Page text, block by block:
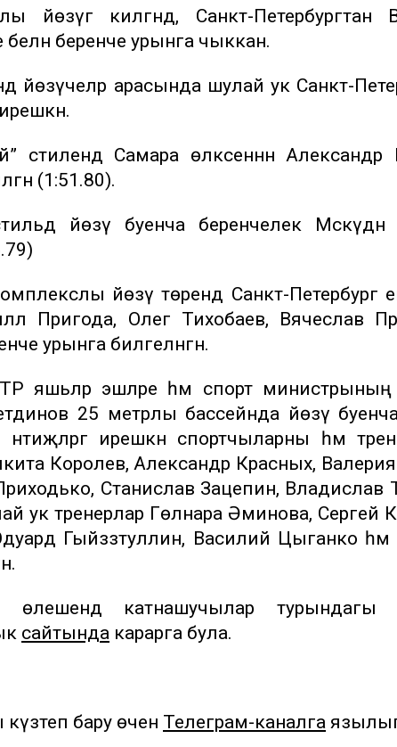
йөзүгә килгәндә, Санкт-Петербургтан
белән беренче урынга чыккан.
йөзүчеләр арасында шулай ук Санкт-
стилендә Самара өлкәсеннән
(1:51.80).
йөзү буенча беренчелек Мәскәүдән
йөзү төрендә Санкт-Петербург
Пригода, Олег Тихобаев, Вячеслав
урынга билгеләнгән.
яшьләр эшләре һәм спорт министрының
25 метрлы бассейнда йөзү
ирешкән спортчыларны һәм
Королев, Александр Красных,
Станислав Зацепин, Владислав
ук тренерлар Гөлнара Әминова, Сергей
Гыйззәтуллин, Василий Цыганко һәм
катнашучылар турындагы
сайтында карарга була.
бару өчен Телеграм-каналга